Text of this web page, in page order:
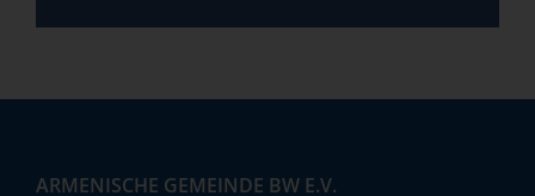
ARMENISCHE GEMEINDE BW E.V.